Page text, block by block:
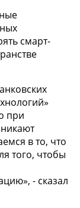
смарт-
при
в то, что
того, чтобы
- сказал